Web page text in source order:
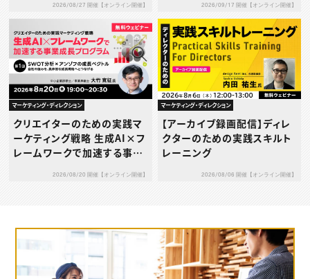
2026/08/27 開催【オンライン開催】
ース分析×生成AI ― 業界構
造を読み解き競争優位を築く
―
2026/09/17 開催【オンライン開催】
マーケティング・ディレクション
クリエイターのための実践マ
ーケティング戦略 生成AI×フ
レームワークで加速する事業
T分析 × アンゾフの成長ベク
2026/08/20 開催【オンライン開催】
マーケティング・ディレクション
【アーカイブ録画配信】ディレ
クターのための実践スキルト
レーニング
2026/08/06 開催【オンライン開催】